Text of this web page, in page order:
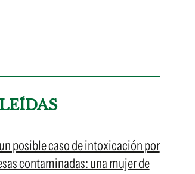
posible caso de intoxicación por
contaminadas: una mujer de